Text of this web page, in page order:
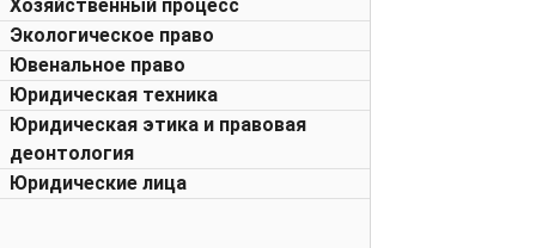
Хозяйственный процесс
Экологическое право
Ювенальное право
Юридическая техника
Юридическая этика и правовая
деонтология
Юридические лица